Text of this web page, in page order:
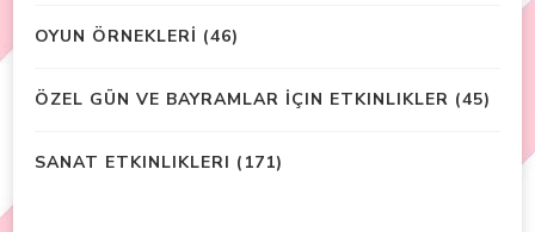
OYUN ÖRNEKLERİ (46)
ÖZEL GÜN VE BAYRAMLAR İÇIN ETKINLIKLER (45)
SANAT ETKINLIKLERI (171)